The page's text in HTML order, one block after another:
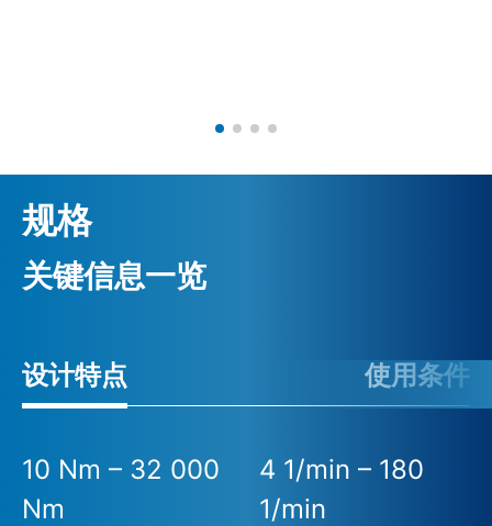
规格
关键信息一览
设计特点 使用条件
10 Nm – 32 000
Nm
4 1/min – 180
1/min